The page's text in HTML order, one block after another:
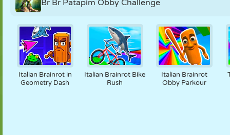
Br Br Patapim Obby Challenge
Italian Brainrot in
Geometry Dash
Italian Brainrot Bike
Rush
Italian Brainrot
Obby Parkour